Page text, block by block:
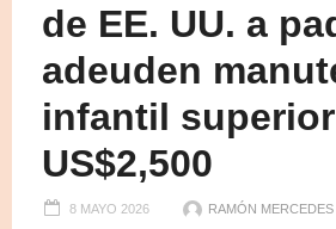
de EE. UU. a
adeuden
infantil
US$2,500
8 MAYO 2026 RAMÓN MERCEDES